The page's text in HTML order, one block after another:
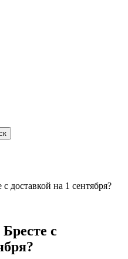
доставкой на 1 сентября?
с